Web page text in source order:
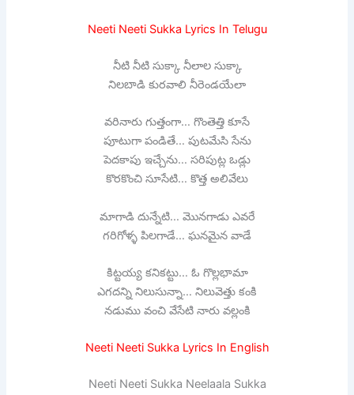
Neeti Neeti Sukka Lyrics In Telugu
నీటి నీటి సుక్కా నీలాల సుక్కా
నిలబాడి కురవాలి నీరెండయేలా
వరినారు గుత్తంగా… గొంతెత్తి కూసే
పూటుగా పండితే… పుటమేసి సేను
పెదకాపు ఇచ్చేను… సరిపుట్ల ఒడ్లు
కొరకొంచి సూసేటి… కొత్త అలివేలు
మాగాడి దున్నేటి… మొనగాడు ఎవరే
గరిగోళ్ళ పిలగాడే… ఘనమైన వాడే
కిట్టయ్య కనికట్టు… ఓ గొల్లభామా
ఎగదన్ని నిలుసున్నా… నిలువెత్తు కంకి
నడుము వంచి వేసేటి నారు వల్లంకి
Neeti Neeti Sukka Lyrics In English
Neeti Neeti Sukka Neelaala Sukka